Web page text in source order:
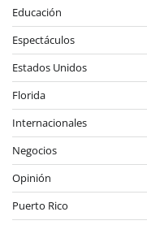
Educación
Espectáculos
Estados Unidos
Florida
Internacionales
Negocios
Opinión
Puerto Rico